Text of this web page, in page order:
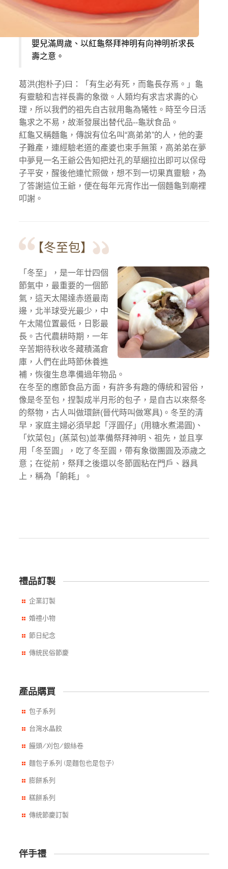
嬰兒滿周歲、以紅龜祭拜神明有向神明祈求長
壽之意。
葛洪(抱朴子)曰：「有生必有死，而龜長存焉。」龜
有靈驗和吉祥長壽的象徵。人類均有求吉求壽的心
理，所以我們的祖先自古就用龜為犧牲。時至今日活
龜求之不易，故漸發展出替代品--龜狀食品。
紅龜又稱麵龜，傳說有位名叫“高弟弟”的人，他的妻
子難產，連經驗老道的產婆也束手無策，高弟弟在夢
中夢見一名王爺公告知把灶孔的草綑拉出即可以保母
子平安，醒後他連忙照做，想不到一切果真靈驗，為
了答謝這位王爺，便在每年元宵作出一個麵龜到廟裡
叩謝。
【冬至包】
「冬至」，是一年廿四個
節氣中，最重要的一個節
氣，這天太陽達赤道最南
邊，北半球受光最少，中
午太陽位置最低，日影最
長。古代農耕時期，一年
辛苦期待秋收冬藏積滿倉
庫，人們在此時節休養進
補，恢復生息準備過年物品。
在冬至的應節食品方面，有許多有趣的傳統和習俗，
像是冬至包，捏製成半月形的包子，是自古以來祭冬
的祭物，古人叫做環餅(晉代時叫做寒具)。冬至的清
早，家庭主婦必須早起「浮圓仔」(用糖水煮湯圓)、
「炊菜包」(蒸菜包)並準備祭拜神明、祖先，並且享
用「冬至圓」，吃了冬至圓，帶有象徵團圓及添歲之
意；在從前，祭拜之後還以冬節圓粘在門戶、器具
上，稱為「餉耗」。
禮品訂製
企業訂製
婚禮小物
節日紀念
傳統民俗節慶
產品購買
包子系列
台灣水晶餃
饅頭/刈包/銀絲卷
麵包子系列 (是麵包也是包子)
膨餅系列
糕餅系列
傳統節慶訂製
伴手禮